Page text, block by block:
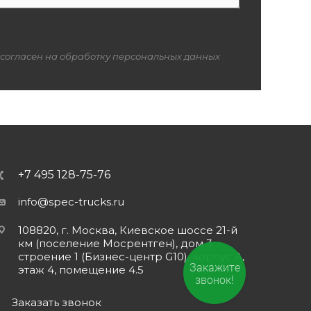
на обработку персональных данных
+7 495 128-75-76
info@spec-trucks.ru
108820, г. Москва, Киевское шоссе 21-й
км (поселение Мосрентген), дом 3
строение 1 (Бизнес-центр G10), корпус А,
этаж 4, помещение 4.5
Заказать звонок
Закажите
звонок!